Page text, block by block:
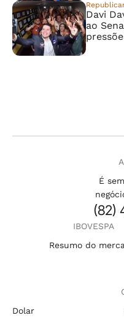
Davi
ao
É
(82)
IBOVESPA
Resumo do
Dolar